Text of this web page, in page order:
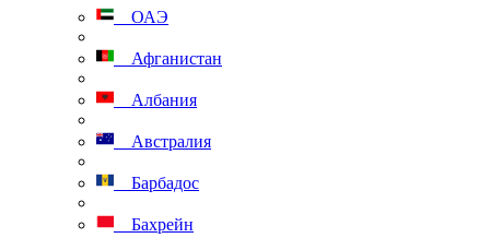
ОАЭ
Афганистан
Албания
Австралия
Барбадос
Бахрейн